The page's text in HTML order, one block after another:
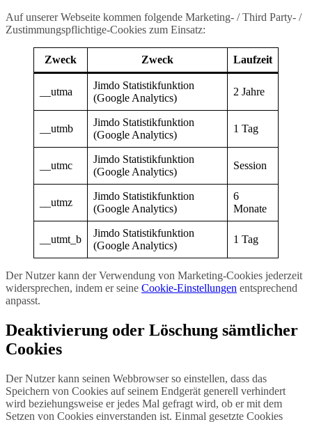
Auf unserer Webseite kommen folgende Marketing- / Third Party- /
Zustimmungspflichtige-Cookies zum Einsatz:
Zweck Zweck Laufzeit
__utma
Jimdo Statistikfunktion
(Google Analytics)
2 Jahre
__utmb
Jimdo Statistikfunktion
(Google Analytics)
1 Tag
__utmc
Jimdo Statistikfunktion
(Google Analytics)
Session
__utmz
Jimdo Statistikfunktion
(Google Analytics)
6
Monate
__utmt_b
Jimdo Statistikfunktion
(Google Analytics)
1 Tag
Der Nutzer kann der Verwendung von Marketing-Cookies jederzeit
widersprechen, indem er seine Cookie-Einstellungen entsprechend
anpasst.
Deaktivierung oder Löschung sämtlicher
Cookies
Der Nutzer kann seinen Webbrowser so einstellen, dass das
Speichern von Cookies auf seinem Endgerät generell verhindert
wird beziehungsweise er jedes Mal gefragt wird, ob er mit dem
Setzen von Cookies einverstanden ist. Einmal gesetzte Cookies